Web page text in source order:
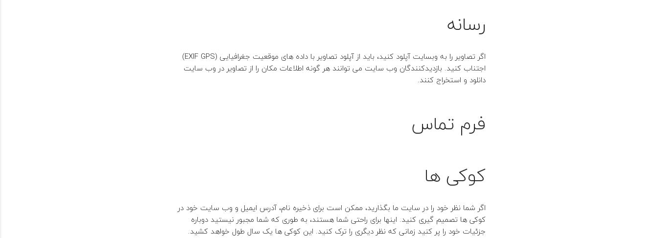
رسانه
اگر تصاویر را به وبسایت آپلود کنید، باید از آپلود تصاویر با داده های موقعیت جغرافیایی (EXIF GPS)
اجتناب کنید. بازدیدکنندگان وب سایت می توانند هر گونه اطلاعات مکان را از تصاویر در وب سایت
دانلود و استخراج کنند.
فرم تماس
کوکی ها
اگر شما نظر خود را در سایت ما بگذارید، ممکن است برای ذخیره نام، آدرس ایمیل و وب سایت خود در
کوکی ها تصمیم گیری کنید. اینها برای راحتی شما هستند، به طوری که شما مجبور نیستید دوباره
جزئیات خود را پر کنید زمانی که نظر دیگری را ترک کنید. این کوکی ها یک سال طول خواهد کشید.